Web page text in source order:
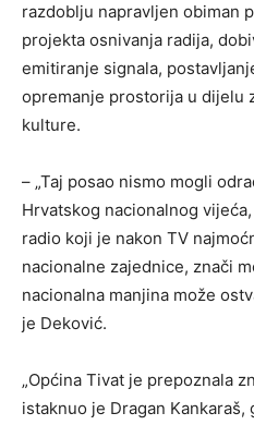
razdoblju napravljen obiman
projekta osnivanja radija,
emitiranje signala,
opremanje prostorija u dijelu
kulture.
– „Taj posao nismo mogli
Hrvatskog nacionalnog
radio koji je nakon TV
nacionalne zajednice, znači
nacionalna manjina može
je Deković.
„Općina Tivat je prepoznala
istaknuo je Dragan